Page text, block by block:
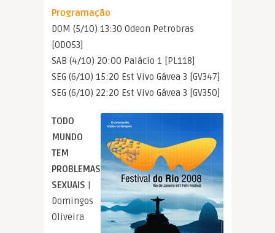
Programação
DOM (5/10) 13:30 Odeon Petrobras
[OD053]
SAB (4/10) 20:00 Palácio 1 [PL118]
SEG (6/10) 15:20 Est Vivo Gávea 3 [GV347]
SEG (6/10) 22:20 Est Vivo Gávea 3 [GV350]
TODO
MUNDO
TEM
PROBLEMAS
SEXUAIS |
Domingos
Oliveira